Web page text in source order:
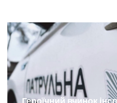
Успіхи одеситів на
Новини з Зимової школи
Інтеграція ветеранів в
Нічна атака на Одесу: